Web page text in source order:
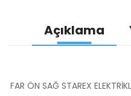
Açıklama
FAR ÖN SAĞ STAREX